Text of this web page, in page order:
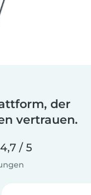
der
vertrauen.
4,7 / 5